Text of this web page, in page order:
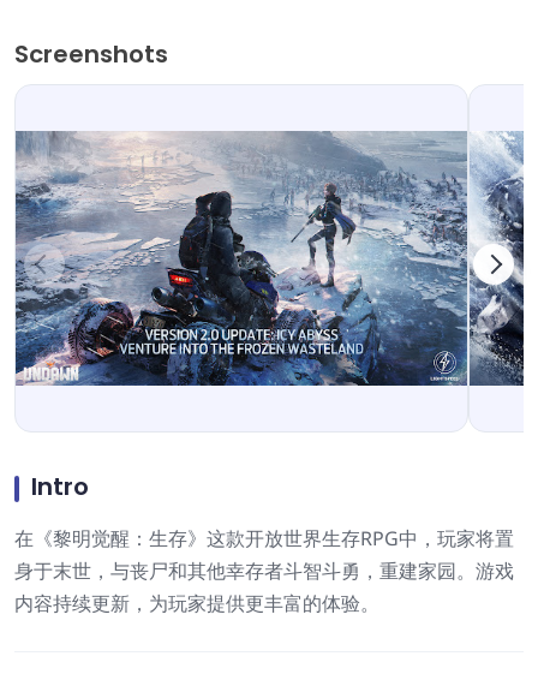
Screenshots
Intro
在《黎明觉醒：生存》这款开放世界生存RPG中，玩家将置
身于末世，与丧尸和其他幸存者斗智斗勇，重建家园。游戏
内容持续更新，为玩家提供更丰富的体验。